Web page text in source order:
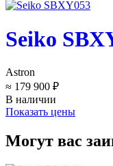
Seiko
Astron
≈ 179 900 ₽
В наличии
Показать цены
Могут вас